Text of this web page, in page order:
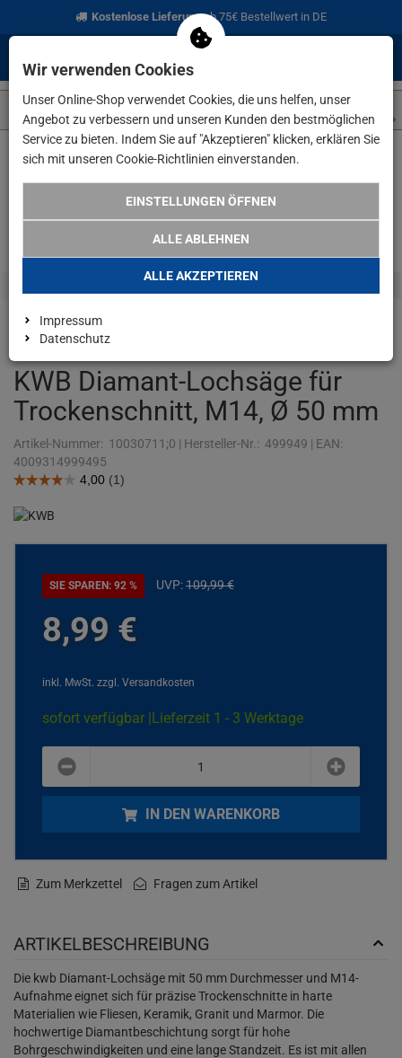
Kostenlose Lieferungab 75€ Bestellwert in DE
KWB Diamant-Lochsäge für
Trockenschnitt, M14, Ø 50 mm
Artikel-Nummer: 10030711;0 | Hersteller-Nr.: 499949 | EAN:
4009314999495
SIE SPAREN: 92 % UVP:109,99€
8,99 €
inkl. MwSt. zzgl. Versandkosten
sofort verfügbar |Lieferzeit 1 - 3 Werktage
minus
IN DEN WARENKORB
Zum Merkzettel Fragen zum Artikel
ARTIKELBESCHREIBUNG
Die kwb Diamant-Lochsäge mit 50 mm Durchmesser und M14-
Aufnahme eignet sich für präzise Trockenschnitte in harte
Materialien wie Fliesen, Keramik, Granit und Marmor. Die
hochwertige Diamantbeschichtung sorgt für hohe
Bohrgeschwindigkeiten und eine lange Standzeit. Es ist mit allen
Wir verwenden Cookies
Unser Online-Shop verwendet Cookies, die uns helfen, unser
Angebot zu verbessern und unseren Kunden den bestmöglichen
Service zu bieten. Indem Sie auf "Akzeptieren" klicken, erklären Sie
sich mit unseren Cookie-Richtlinien einverstanden.
EINSTELLUNGEN ÖFFNEN
ALLE ABLEHNEN
ALLE AKZEPTIEREN
Impressum
Datenschutz